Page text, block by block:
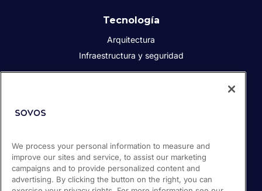
Tecnología
Arquitectura
Infraestructura y seguridad
Prensa
Empleos
Soporte / Portal de clientes
We process your personal information to measure and
improve our sites and service, to assist our marketing
campaigns and to provide personalized content and
advertising. By clicking the button on the right, you can